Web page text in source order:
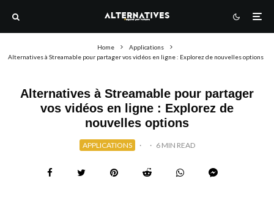
Home
Applications
Alternatives à Streamable pour partager vos vidéos en ligne : Explorez de nouvelles options
Alternatives à Streamable pour partager
vos vidéos en ligne : Explorez de
nouvelles options
APPLICATIONS · · 6 MIN READ